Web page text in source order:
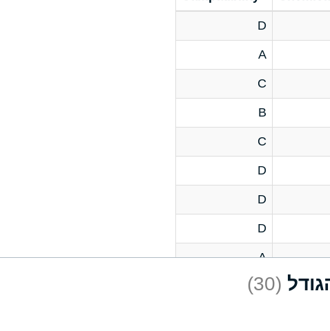
D
A
C
B
C
D
D
D
A
D (30)